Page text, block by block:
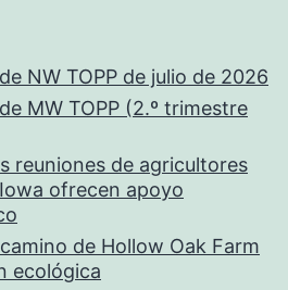
NW TOPP de julio de 2026
MW TOPP (2.º trimestre
reuniones de agricultores
ofrecen apoyo
de Hollow Oak Farm
ecológica